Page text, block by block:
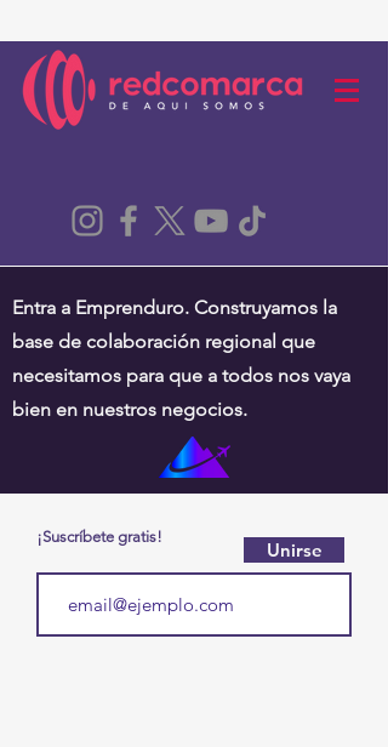
Entra a Emprenduro. Construyamos la
base de colaboración regional que
necesitamos para que a todos nos vaya
bien en nuestros negocios.
¡Suscríbete gratis!
Unirse